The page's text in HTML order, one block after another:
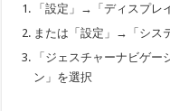
「設定」→「ディスプレ
または「設定」→「シス
「ジェスチャーナビゲ
ン」を選択